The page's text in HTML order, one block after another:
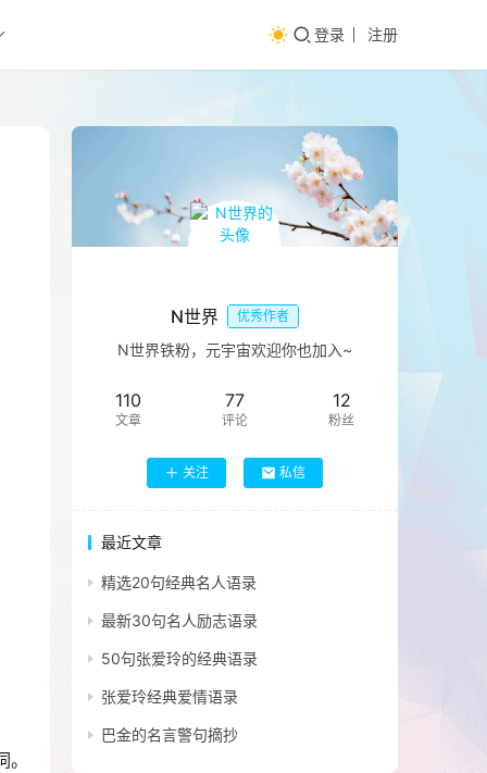
登录 注册
N世界 优秀作者
N世界铁粉，元宇宙欢迎你也加入~
110
文章
77
评论
12
粉丝
关注 私信
最近文章
精选20句经典名人语录
最新30句名人励志语录
50句张爱玲的经典语录
张爱玲经典爱情语录
巴金的名言警句摘抄